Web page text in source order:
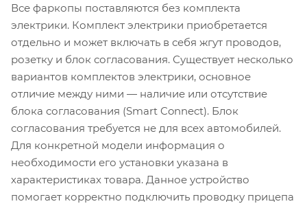
Все фаркопы поставляются без комплекта
электрики. Комплект электрики приобретается
отдельно и может включать в себя жгут проводов,
розетку и блок согласования. Существует несколько
вариантов комплектов электрики, основное
отличие между ними — наличие или отсутствие
блока согласования (Smart Connect). Блок
согласования требуется не для всех автомобилей.
Для конкретной модели информация о
необходимости его установки указана в
характеристиках товара. Данное устройство
помогает корректно подключить проводку прицепа